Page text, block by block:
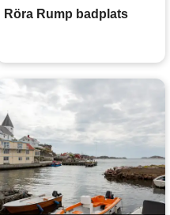
Röra Rump badplats